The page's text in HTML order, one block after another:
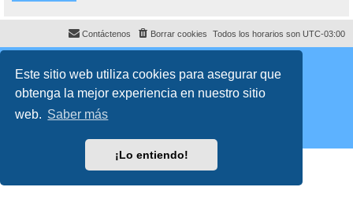
Este sitio web utiliza cookies para asegurar que
obtenga la mejor experiencia en nuestro sitio
web. Saber más
¡Lo entiendo!
Todos los horarios son UTC-03:00
Borrar cookies
Contáctenos
Traducción al español porphpBB España
Abogados Argentinos
Privacidad|Condiciones